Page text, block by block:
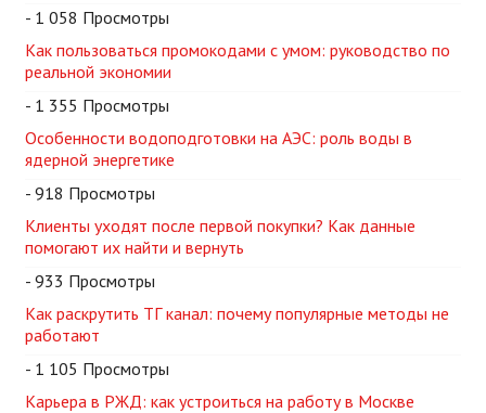
- 1 058 Просмотры
Как пользоваться промокодами с умом: руководство по
реальной экономии
- 1 355 Просмотры
Особенности водоподготовки на АЭС: роль воды в
ядерной энергетике
- 918 Просмотры
Клиенты уходят после первой покупки? Как данные
помогают их найти и вернуть
- 933 Просмотры
Как раскрутить ТГ канал: почему популярные методы не
работают
- 1 105 Просмотры
Карьера в РЖД: как устроиться на работу в Москве